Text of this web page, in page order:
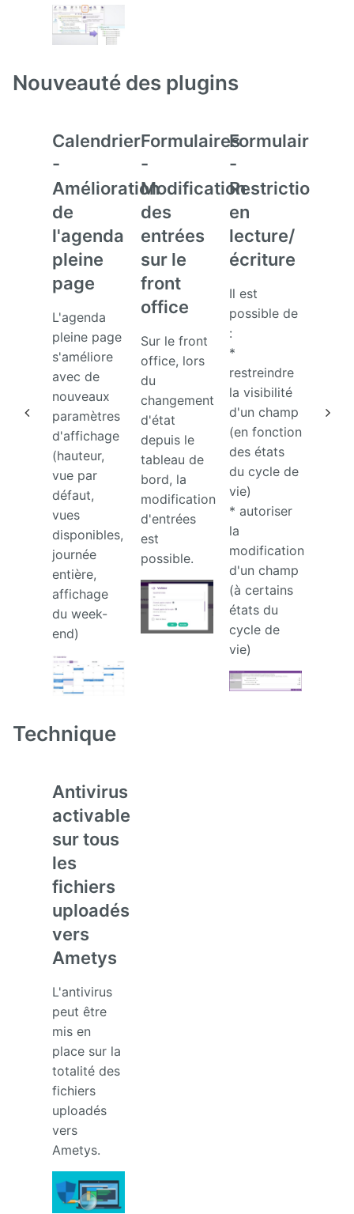
Nouveauté des plugins
Calendrier
-
Amélioration
de
l'agenda
pleine
page
L'agenda
pleine page
s'améliore
avec de
nouveaux
paramètres
d'affichage
(hauteur,
vue par
défaut,
vues
disponibles,
journée
entière,
affichage
du week-
end)
Formulaires
-
Modification
des
entrées
sur le
front
office
Sur le front
office, lors
du
changement
d'état
depuis le
tableau de
bord, la
modification
d'entrées
est
possible.
Formulaires
-
Restrictions
en
lecture/
écriture
Il est
possible de
:
*
restreindre
la visibilité
d'un champ
(en fonction
des états
du cycle de
vie)
* autoriser
la
modification
d'un champ
(à certains
états du
cycle de
vie)
Technique
Antivirus
activable
sur tous
les
fichiers
uploadés
vers
Ametys
L'antivirus
peut être
mis en
place sur la
totalité des
fichiers
uploadés
vers
Ametys.